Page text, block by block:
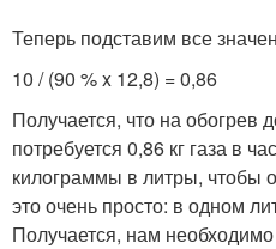
Теперь подставим все
10 / (90 % x 12,8) = 0,86
Получается, что на
потребуется 0,86 кг газа в
килограммы в литры, чтобы
это очень просто: в одном
Получается, нам необходимо